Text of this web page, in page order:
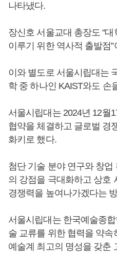
나타냈다.
장신호 서울교대 총장도 “
이루기 위한 역사적 출발점
이와 별도로 서울시립대는
학 중 하나인 KAIST와도 손
서울시립대는 2024년 12월
협약을 체결하고 글로벌 경
화키로 했다.
첨단 기술 분야 연구와 창
의 강점을 극대화하고 상호
경쟁력을 높여나가겠다는
서울시립대는 한국예술종
술 교류를 위한 협력을 약속
예술계 최고의 명성을 갖춘